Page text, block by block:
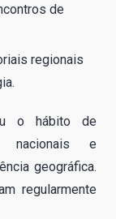
de
regionais
o hábito de
nacionais e
geográfica.
regularmente